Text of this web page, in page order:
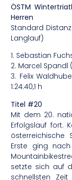
ÖSTM
Herren
Standard
Langlauf)
1. Sebastian
2. Marcel Spandl
3. Felix
1:24:40,1 h
Titel #20
Mit dem 20.
Erfolgslauf fort.
österreichische
Erste ging
setzte sich auf
schnellsten